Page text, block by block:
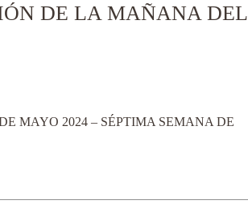
DE LA MAÑANA DEL
MAYO 2024 – SÉPTIMA SEMANA DE